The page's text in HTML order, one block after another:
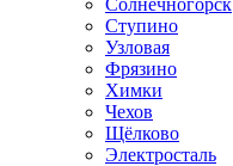
Солнечногорск
Ступино
Узловая
Фрязино
Химки
Чехов
Щёлково
Электросталь